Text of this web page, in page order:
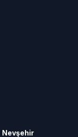
Nevşehir